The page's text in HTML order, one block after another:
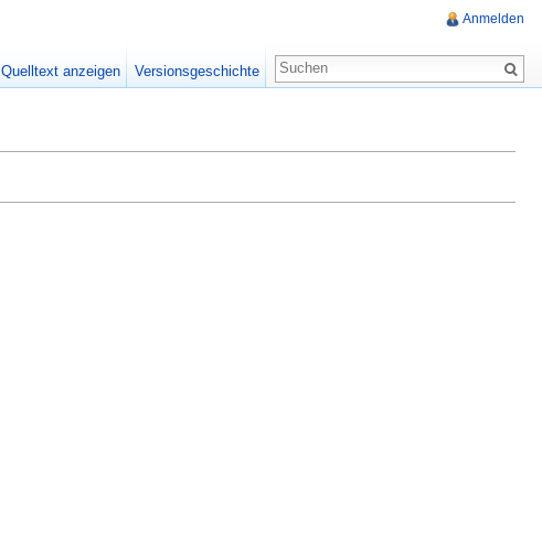
Anmelden
Quelltext anzeigen Versionsgeschichte